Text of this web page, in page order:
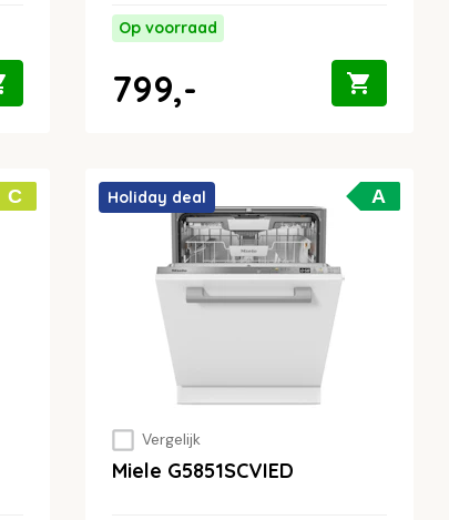
Op voorraad
799,-
C A
Holiday deal
Vergelijk
Miele G5851SCVIED